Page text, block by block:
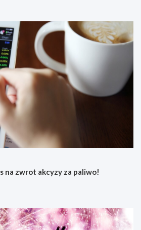
na zwrot akcyzy za paliwo!